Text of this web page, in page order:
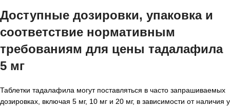
Доступные дозировки, упаковка и
соответствие нормативным
требованиям для цены тадалафила
5 мг
Таблетки тадалафила могут поставляться в часто запрашиваемых
дозировках, включая 5 мг, 10 мг и 20 мг, в зависимости от наличия у